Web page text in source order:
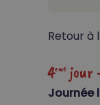
Retour à
4eme jour
Journée